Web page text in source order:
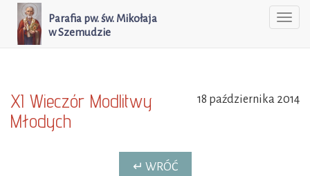
Parafia pw. św. Mikołaja
w Szemudzie
18 października 2014
XI Wieczór Modlitwy
Młodych
↵ WRÓĆ